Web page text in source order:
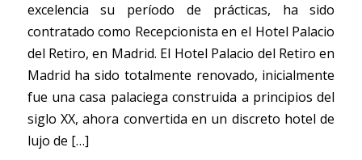
excelencia su período de prácticas, ha sido
contratado como Recepcionista en el Hotel Palacio
del Retiro, en Madrid. El Hotel Palacio del Retiro en
Madrid ha sido totalmente renovado, inicialmente
fue una casa palaciega construida a principios del
siglo XX, ahora convertida en un discreto hotel de
lujo de […]